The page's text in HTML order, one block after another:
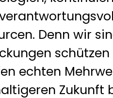
Denn wir
echten
Zukunft